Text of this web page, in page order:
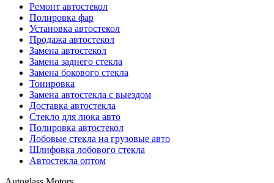
Ремонт автостекол
Полировка фар
Установка автостекол
Продажа автостекол
Замена автостекол
Замена заднего стекла
Замена бокового стекла
Тонировка
Замена автостекла с выездом
Доставка автостекла
Стекло для люка авто
Полировка автостекол
Лобовые стекла на грузовые авто
Шлифовка лобового стекла
Автостекла оптом